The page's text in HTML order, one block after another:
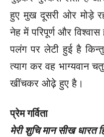
हुए मुख दूसरी ओर मोड़े
नेह में परिपूर्ण और
पलंग पर लेटी हुई है
त्याग कर वह भाग्यवान
खींचकर ओढ़े हुए है।
प्रेम गर्विता
मेरी शुचि मान सीख धारत